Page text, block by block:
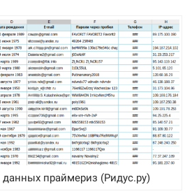
праймериз (Ридус.ру)